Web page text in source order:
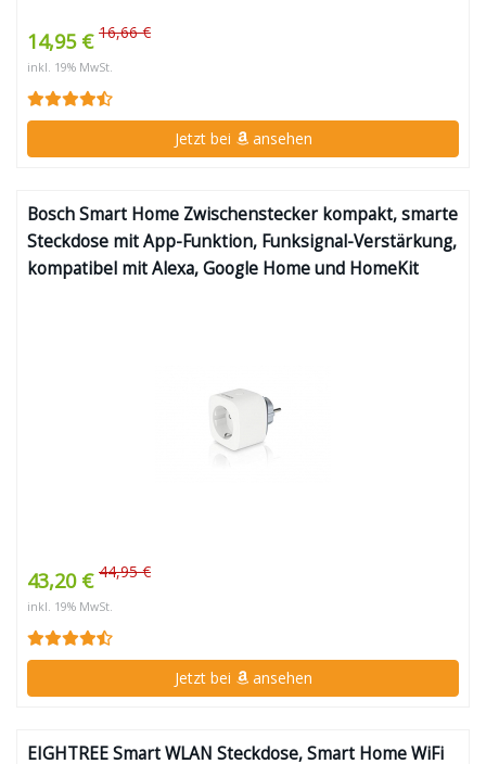
14,95 € 16,66 €
inkl. 19% MwSt.
Jetzt bei ansehen
Bosch Smart Home Zwischenstecker kompakt, smarte
Steckdose mit App-Funktion, Funksignal-Verstärkung,
kompatibel mit Alexa, Google Home und HomeKit
43,20 € 44,95 €
inkl. 19% MwSt.
Jetzt bei ansehen
EIGHTREE Smart WLAN Steckdose, Smart Home WiFi